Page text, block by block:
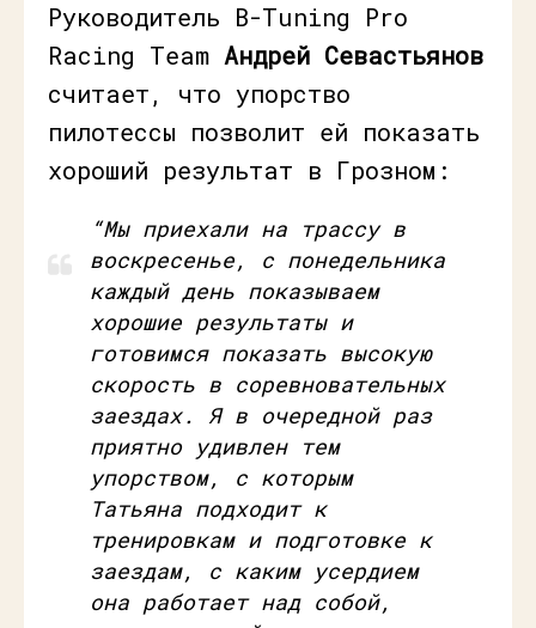
Руководитель B-Tuning Pro
Racing Team Андрей Севастьянов
считает, что упорство
пилотессы позволит ей показать
хороший результат в Грозном:
“Мы приехали на трассу в
воскресенье, с понедельника
каждый день показываем
хорошие результаты и
готовимся показать высокую
скорость в соревновательных
заездах. Я в очередной раз
приятно удивлен тем
упорством, с которым
Татьяна подходит к
тренировкам и подготовке к
заездам, с каким усердием
она работает над собой,